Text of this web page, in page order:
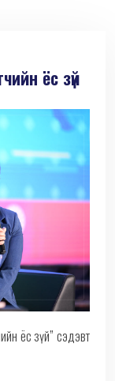
ёс зүй
ёс зүй” сэдэвт